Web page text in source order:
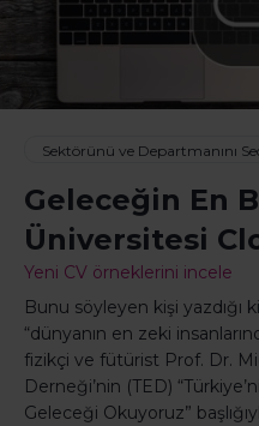
Sektörünü ve Departmanını
Geleceğin En
Üniversitesi
Yeni CV örneklerini incele
Bunu söyleyen kişi yazdığı
“dünyanın en zeki
fizikçi ve fütürist Prof. Dr.
Derneği’nin (TED)
Geleceği Okuyoruz”